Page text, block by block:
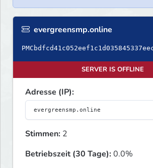
evergreensmp.online
SERVER IS OFFLINE
Adresse (IP):
Stimmen: 2
Betriebszeit (30 Tage):0.0%